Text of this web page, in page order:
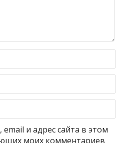
и адрес сайта в этом
моих комментариев